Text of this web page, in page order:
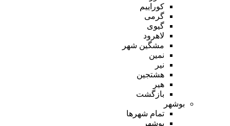
کوراییم
گرمی
گیوی
لاهرود
مشگین شهر
نمین
نیر
هشتجین
هیر
بازگشت
بوشهر
تمام شهر‌ها
بوشهر